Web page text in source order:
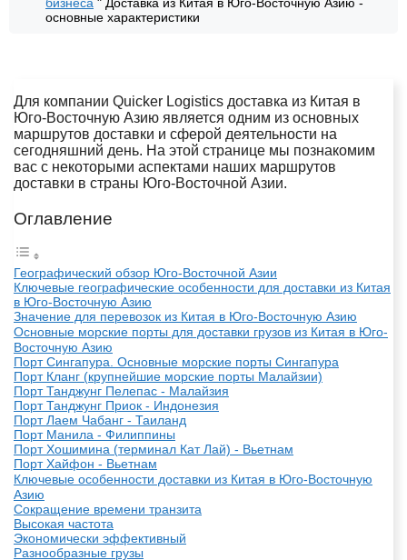
основные характеристики
Для компании Quicker Logistics доставка из Китая в
Юго-Восточную Азию является одним из основных
маршрутов доставки и сферой деятельности на
сегодняшний день. На этой странице мы познакомим
вас с некоторыми аспектами наших маршрутов
доставки в страны Юго-Восточной Азии.
Оглавление
Географический обзор Юго-Восточной Азии
Ключевые географические особенности для доставки из Китая
в Юго-Восточную Азию
Значение для перевозок из Китая в Юго-Восточную Азию
Основные морские порты для доставки грузов из Китая в Юго-
Восточную Азию
Порт Сингапура. Основные морские порты Сингапура
Порт Кланг (крупнейшие морские порты Малайзии)
Порт Танджунг Пелепас - Малайзия
Порт Танджунг Приок - Индонезия
Порт Лаем Чабанг - Таиланд
Порт Манила - Филиппины
Порт Хошимина (терминал Кат Лай) - Вьетнам
Порт Хайфон - Вьетнам
Ключевые особенности доставки из Китая в Юго-Восточную
Азию
Сокращение времени транзита
Высокая частота
Экономически эффективный
Разнообразные грузы